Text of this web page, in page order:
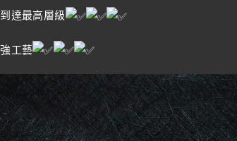
達最高層級
工藝